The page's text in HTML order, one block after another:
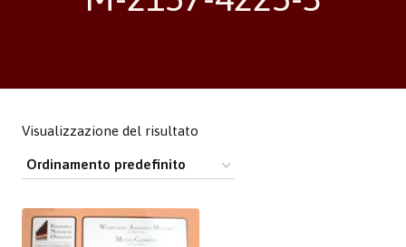
Visualizzazione del risultato